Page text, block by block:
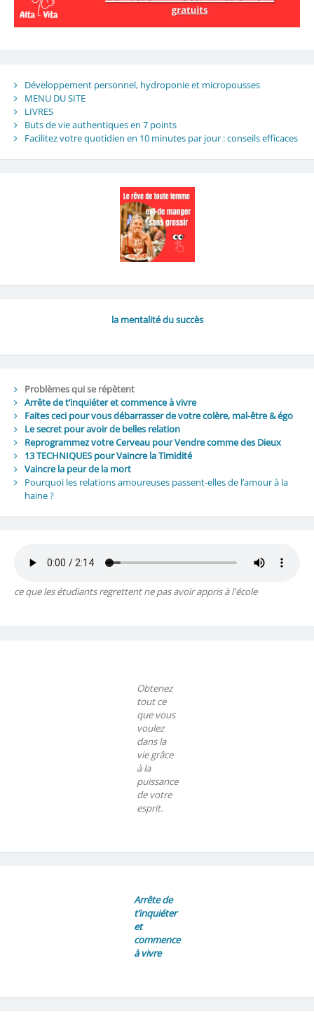
Développement personnel, hydroponie et micropousses
MENU DU SITE
LIVRES
Buts de vie authentiques en 7 points
Facilitez votre quotidien en 10 minutes par jour : conseils efficaces
la mentalité du succès
Problèmes qui se répètent
Arrête de t’inquiéter et commence à vivre
Faites ceci pour vous débarrasser de votre colère, mal-être & égo
Le secret pour avoir de belles relation
Reprogrammez votre Cerveau pour Vendre comme des Dieux
13 TECHNIQUES pour Vaincre la Timidité
Vaincre la peur de la mort
Pourquoi les relations amoureuses passent-elles de l’amour à la
haine ?
ce que les étudiants regrettent ne pas avoir appris à l'école
Obtenez
tout ce
que vous
voulez
dans la
vie grâce
à la
puissance
de votre
esprit.
Arrête de
t’inquiéter
et
commence
à vivre